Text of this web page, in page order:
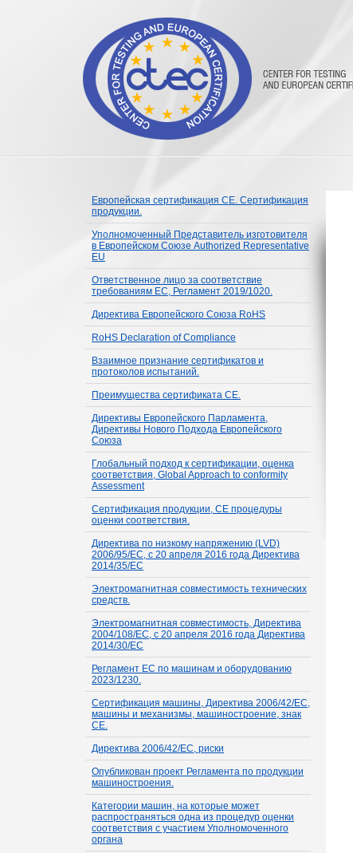
Европейская сертификация CE. Сертификация
продукции.
Уполномоченный Представитель изготовителя
в Европейском Союзе Authorized Representative
EU
Ответственное лицо за соответствие
требованиям ЕС, Регламент 2019/1020.
Директива Европейского Союза RoHS
RoHS Declaration of Compliance
Взаимное признание сертификатов и
протоколов испытаний.
Преимущества сертификата СЕ.
Директивы Европейского Парламента,
Директивы Нового Подхода Европейского
Союза
Глобальный подход к сертификации, оценка
соответствия, Global Approach to conformity
Assessment
Сертификация продукции, СЕ процедуры
оценки соответствия.
Директива по низкому напряжению (LVD)
2006/95/EС, с 20 апреля 2016 года Директива
2014/35/ЕС
Электромагнитная совместимость технических
средств.
Электромагнитная совместимость, Директива
2004/108/ЕС, с 20 апреля 2016 года Директива
2014/30/ЕС
Регламент ЕС по машинам и оборудованию
2023/1230.
Сертификация машины, Директива 2006/42/ЕС,
машины и механизмы, машиностроение, знак
СЕ.
Директива 2006/42/ЕС, риски
Опубликован проект Регламента по продукции
машиностроения.
Категории машин, на которые может
распространяться одна из процедур оценки
соответствия с участием Уполномоченного
органа